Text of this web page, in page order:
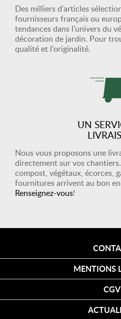
Des milliers d'articles
fournisseurs français ou
tendances dans l'univers du
décoration de jardin. Pour
qualité et l'originalité.
UN
Nous vous proposons une
directement sur vos
compost, végétaux, écorces,
fournitures arrivent au bon
Renseignez-vous!
MENTIONS
CGV